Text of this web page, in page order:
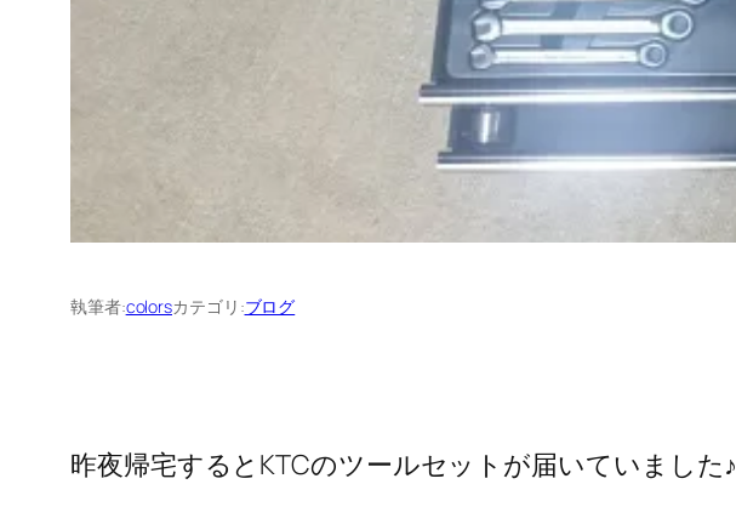
執筆者:colorsカテゴリ:ブログ
昨夜帰宅するとKTCのツールセットが届いていました♪